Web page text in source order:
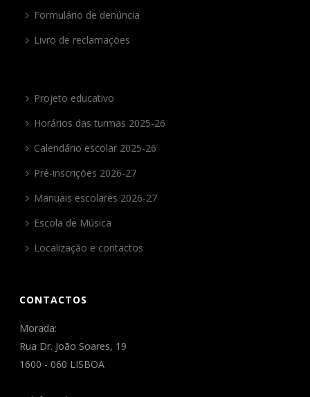
Formulário de denúncia
Livro de reclamações
Projeto educativo
Horários das turmas 2025-26
Calendário escolar 2025-26
Pré-inscrições 2026-27
Manuais escolares 2026-27
Escola de Música
Localização e contactos
CONTACTOS
Morada:
Rua Dr. João Soares, 19
1600 - 060 LISBOA